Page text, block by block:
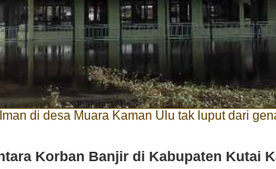
di desa Muara Kaman Ulu tak luput dari
Korban Banjir di Kabupaten Kutai